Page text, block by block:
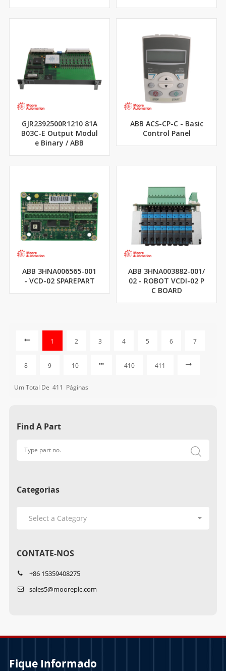
GJR2392500R1210 81A
B03C-E Output Modul
e Binary / ABB
ABB ACS-CP-C - Basic
Control Panel
ABB 3HNA006565-001
- VCD-02 SPAREPART
ABB 3HNA003882-001/
02 - ROBOT VCDI-02 P
C BOARD
1 2 3 4 5 6 7
8 9 10 410 411
Um Total De 411 Páginas
Find A Part
Categorias
CONTATE-NOS
+86 15359408275
sales5@mooreplc.com
Fique Informado